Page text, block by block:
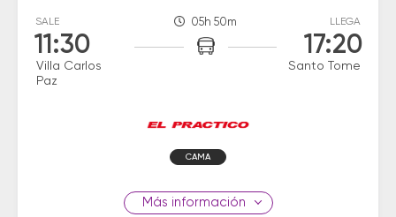
SALE
11:30
Villa Carlos
Paz
05h 50m LLEGA
17:20
Santo Tome
CAMA
información